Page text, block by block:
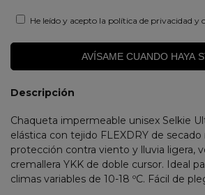
He leído y acepto la política de privacidad y
AVÍSAME CUANDO HAYA
Descripción
Chaqueta impermeable unisex Selkie
elástica con tejido FLEXDRY de secado
protección contra viento y lluvia ligera,
cremallera YKK de doble cursor. Ideal
climas variables de 10-18 ºC. Fácil de